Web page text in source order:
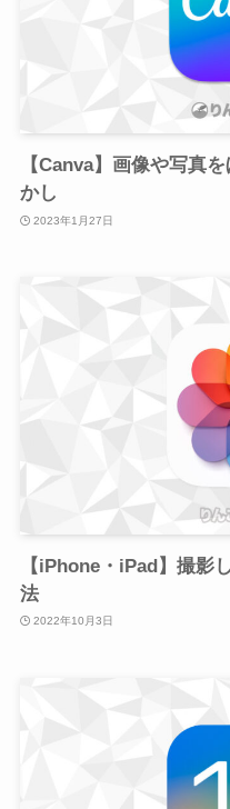
【Canva】画像や写真
かし
2023年1月27日
【iPhone・iPad】撮影
法
2022年10月3日